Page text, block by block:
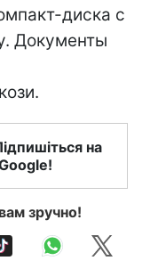
диска с
Документы
на
зручно!